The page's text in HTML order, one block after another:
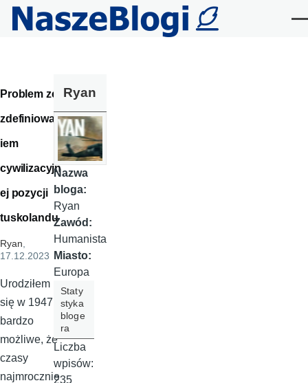
Przejdź do treści
Problem ze
zdefiniowan
iem
cywilizacyjn
ej pozycji
tuskolandu
Ryan,
17.12.2023
Urodziłem
się w 1947,
bardzo
możliwe, że
czasy
najmrocznie
Ryan
Nazwa
bloga:
Ryan
Zawód:
Humanista
Miasto:
Europa
Staty
styka
bloge
ra
Liczba
wpisów:
235